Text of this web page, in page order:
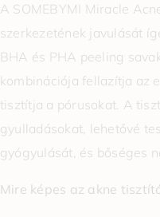
A SOMEBYMI Miracle
szerkezetének javulását
BHA és PHA peeling
kombinációja fellazítja az
tisztítja a pórusokat. A
gyulladásokat, lehetővé
gyógyulását, és bőséges
Mire képes az akne